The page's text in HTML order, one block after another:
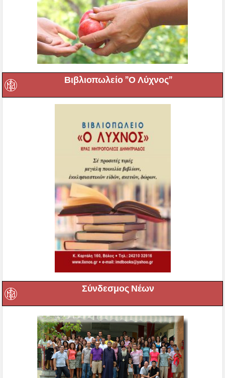
Βιβλιοπωλείο ”Ο Λύχνος”
Σύνδεσμος Νέων